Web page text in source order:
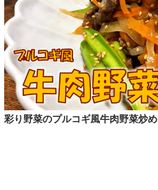
彩り野菜のプルコギ風牛肉野菜炒め